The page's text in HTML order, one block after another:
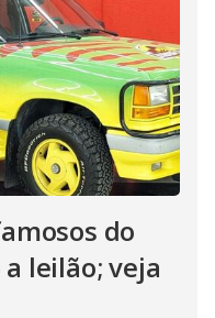
do
leilão; veja